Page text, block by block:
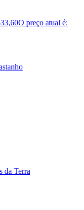
33,60O preço atual é:
da Terra